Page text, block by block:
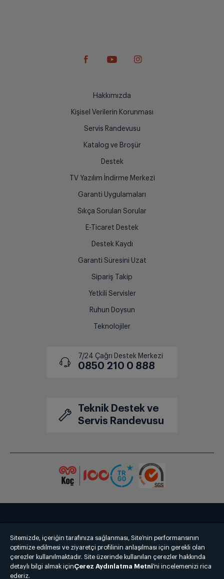
Hakkımızda
Kişisel Verilerin Korunması
Servis Randevusu
Katalog ve Broşür
Destek
TV Yazılım İndirme Merkezi
Garanti Uygulamaları
Sıkça Sorulan Sorular
E-Ticaret Destek
Destek Kaydı
Garanti Süresini Uzat
Sipariş Takip
Yetkili Servisler
Ruhun Doysun
Teknolojiler
7/24 Çağrı Destek Merkezi
0850 210 0 888
Teknik Destek ve
Servis Randevusu
Satış Sözleşmesi
© 2025 grundig.com.tr
Sitemizde, içeriğin tarafınıza sağlanması, Site’nin performansının
optimize edilmesi ve ziyaretçi profilinin anlaşılması için gerekli olan
çerezler kullanılmaktadır. Site üzerinde kullanılan çerezler hakkında
detaylı bilgi almak içinÇerez Aydınlatma Metni’ni incelemenizi rica
ederiz.